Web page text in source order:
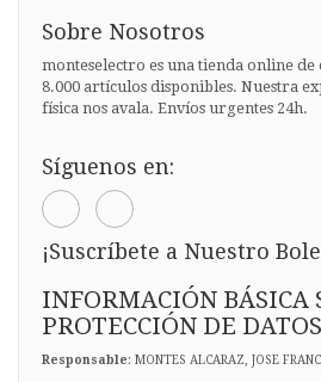
Sobre Nosotros
monteselectro es una tienda online de
8.000 artículos disponibles. Nuestra
física nos avala. Envíos urgentes 24h.
Síguenos en:
¡Suscríbete a Nuestro
INFORMACIÓN BÁSICA
PROTECCIÓN DE DATOS
Responsable: MONTES ALCARAZ, JOSE